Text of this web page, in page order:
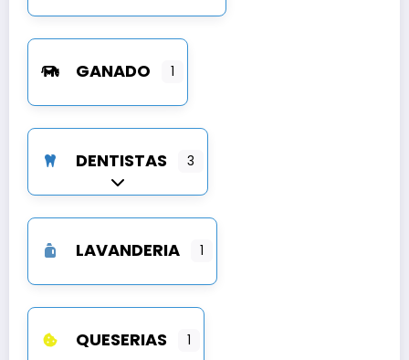
GANADO 1
DENTISTAS 3
Expandir sub-categorías
LAVANDERIA 1
QUESERIAS 1